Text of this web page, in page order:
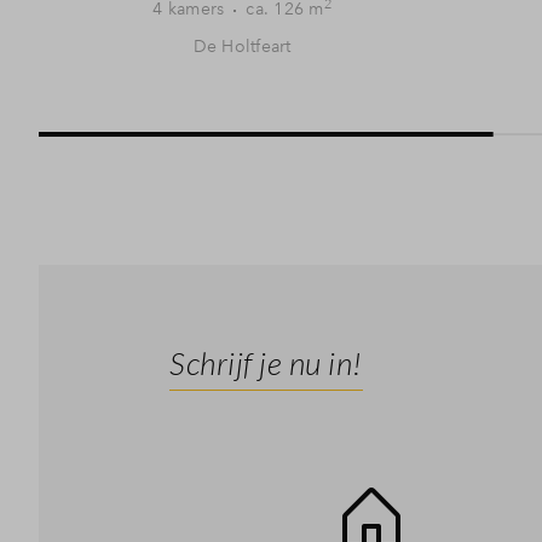
4 kamers
ca. 126 m2
De Holtfeart
Schrijf je nu in!